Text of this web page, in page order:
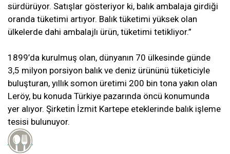
sürdürüyor. Satışlar gösteriyor ki, balık ambalaja girdiği
oranda tüketimi artıyor. Balık tüketimi yüksek olan
ülkelerde dahi ambalajlı ürün, tüketimi tetikliyor.”
1899’da kurulmuş olan, dünyanın 70 ülkesinde günde
3,5 milyon porsiyon balık ve deniz ürününü tüketiciyle
buluşturan, yıllık somon üretimi 200 bin tona yakın olan
Leröy, bu konuda Türkiye pazarında öncü konumunda
yer alıyor. Şirketin İzmit Kartepe eteklerinde balık işleme
tesisi bulunuyor.